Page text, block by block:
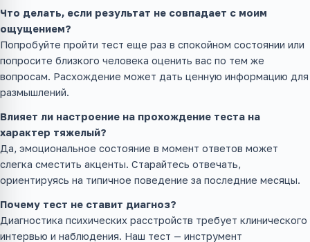
Что делать, если результат не совпадает с моим
ощущением?
Попробуйте пройти тест еще раз в спокойном состоянии или
попросите близкого человека оценить вас по тем же
вопросам. Расхождение может дать ценную информацию для
размышлений.
Влияет ли настроение на прохождение теста на
характер тяжелый?
Да, эмоциональное состояние в момент ответов может
слегка сместить акценты. Старайтесь отвечать,
ориентируясь на типичное поведение за последние месяцы.
Почему тест не ставит диагноз?
Диагностика психических расстройств требует клинического
интервью и наблюдения. Наш тест — инструмент